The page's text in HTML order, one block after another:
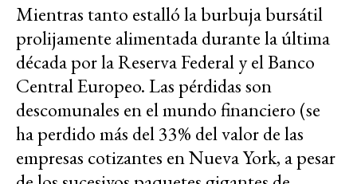
Mientras tanto estalló la burbuja bursátil
prolijamente alimentada durante la última
década por la Reserva Federal y el Banco
Central Europeo. Las pérdidas son
descomunales en el mundo financiero (se
ha perdido más del 33% del valor de las
empresas cotizantes en Nueva York, a pesar